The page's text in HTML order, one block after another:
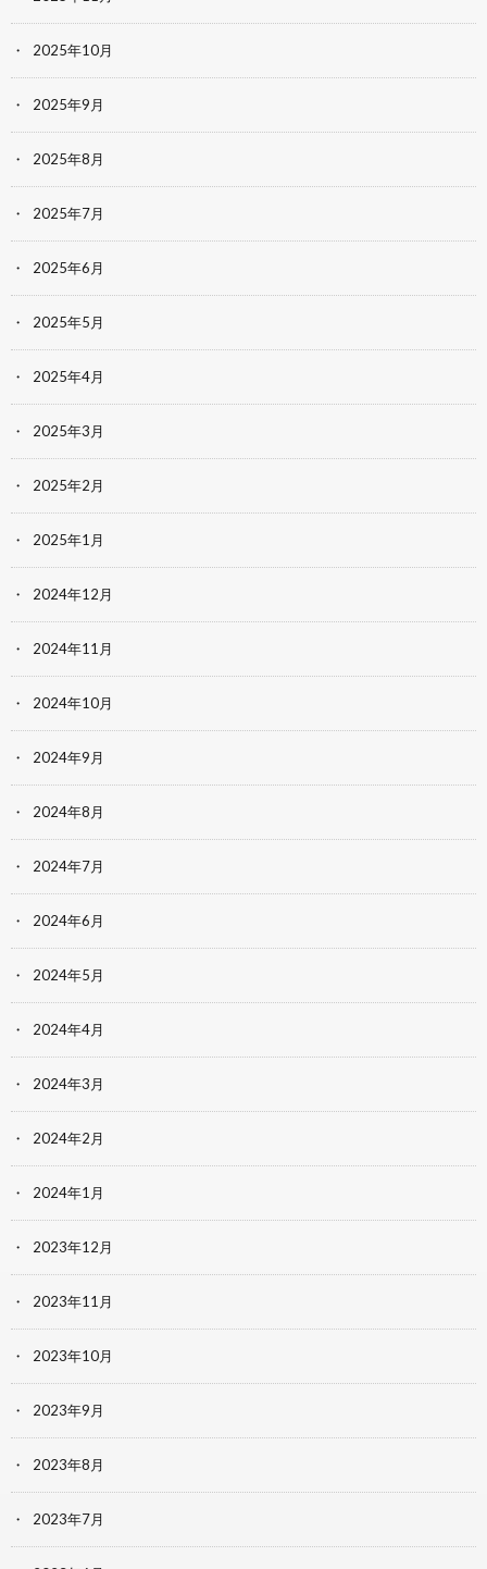
2025年10月
2025年9月
2025年8月
2025年7月
2025年6月
2025年5月
2025年4月
2025年3月
2025年2月
2025年1月
2024年12月
2024年11月
2024年10月
2024年9月
2024年8月
2024年7月
2024年6月
2024年5月
2024年4月
2024年3月
2024年2月
2024年1月
2023年12月
2023年11月
2023年10月
2023年9月
2023年8月
2023年7月